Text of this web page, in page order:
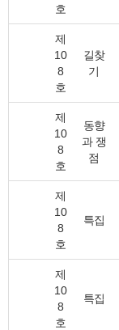
호
제
10
8
호
길찾
기
제
10
8
호
동향
과 쟁
점
제
10
8
호
특집
제
10
8
호
특집